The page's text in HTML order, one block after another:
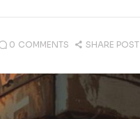
0 COMMENTS SHARE POST